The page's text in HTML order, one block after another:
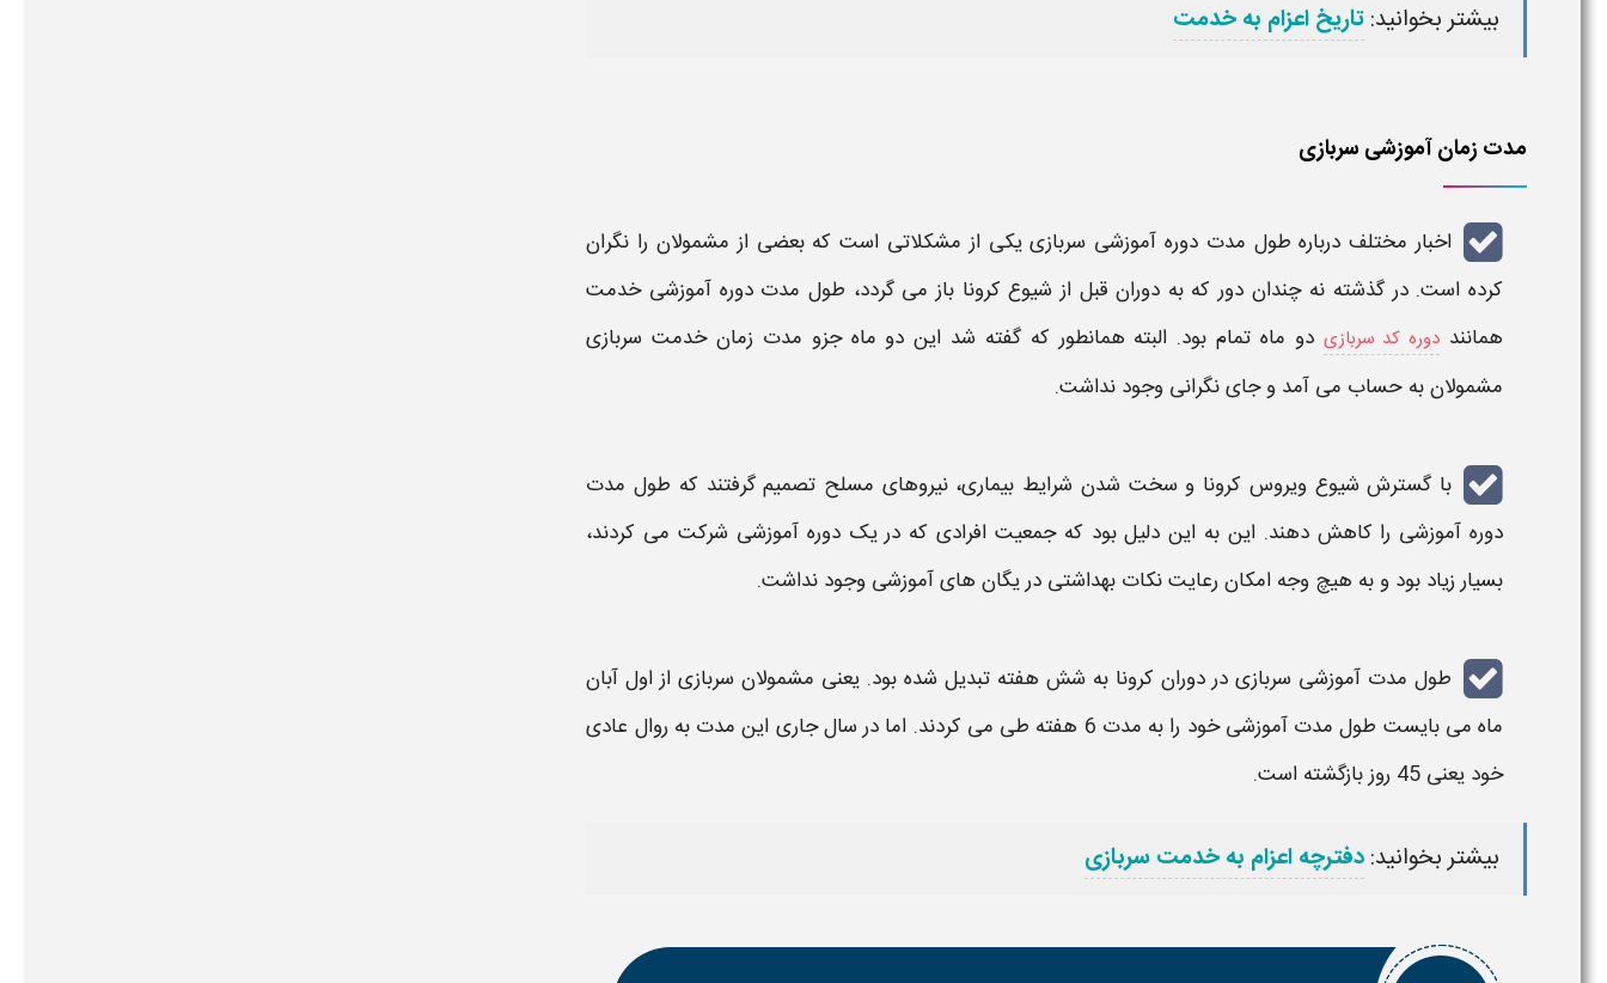
بیشتر بخوانید:تاریخ اعزام به خدمت
مدت زمان آموزشی سربازی
اخبار مختلف درباره طول مدت دوره آموزشی سربازییکی از مشکلاتی است که بعضی از مشمولان را نگران
کرده است. در گذشته نه چندان دور که به دوران قبل از شیوع کرونا باز می گردد، طول مدت دوره آموزشی خدمت
همانند دوره کد سربازی دو ماه تمام بود. البته همانطور که گفته شد این دو ماه جزو مدت زمان خدمت سربازی
مشمولان به حساب می آمد و جای نگرانی وجود نداشت.
با گسترش شیوع ویروس کرونا و سخت شدن شرایط بیماری، نیروهای مسلح تصمیم گرفتند که طول مدت
دوره آموزشی را کاهش دهند. این به این دلیل بود که جمعیت افرادی که در یکدوره آموزشی شرکت می کردند،
بسیار زیاد بود و به هیچ وجه امکان رعایت نکات بهداشتی در یگان هایآموزشی وجود نداشت.
طول مدت آموزشی سربازی در دوران کرونا به شش هفته تبدیل شده بود. یعنی مشمولان سربازی از اول آبان
ماه می بایست طول مدت آموزشی خود را به مدت 6 هفته طی می کردند. اما در سال جاری این مدت به روال عادی
خود یعنی 45 روز بازگشته است.
بیشتر بخوانید:دفترچه اعزام به خدمت سربازی